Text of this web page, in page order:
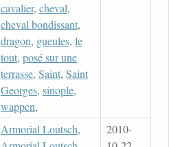
cavalier, cheval,
cheval bondissant,
dragon, gueules, le
tout, posé sur une
terrasse, Saint, Saint
Georges, sinople,
wappen,
Armorial Loutsch,
2010-